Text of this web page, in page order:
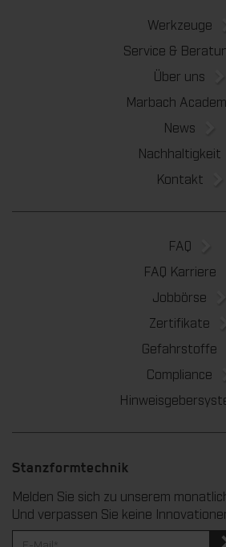
Werkzeuge
Service &
Über uns
Marbach
News
Nachhaltigkeit
Kontakt
FAQ
FAQ Karriere
Jobbörse
Zertifikate
Gefahrstoffe
Compliance
Stanzformtechnik
Melden Sie sich zu unserem
Und verpassen Sie keine